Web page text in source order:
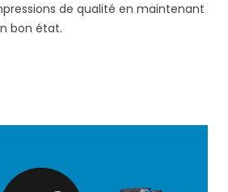
de qualité en maintenant
bon état.